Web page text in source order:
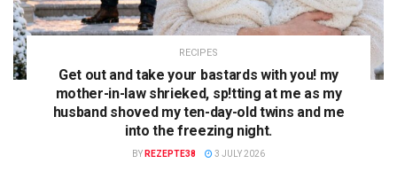
RECIPES
Get out and take your bastards with you! my
mother-in-law shrieked, sp!tting at me as my
husband shoved my ten-day-old twins and me
into the freezing night.
BY REZEPTE38 3 JULY 2026